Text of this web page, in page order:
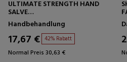
ULTIMATE STRENGTH HAND
SALVE
REPARIERENDE HANDCREME
Handbehandlung
17,67 € 42% Rabatt
Normal Preis 30,63 €